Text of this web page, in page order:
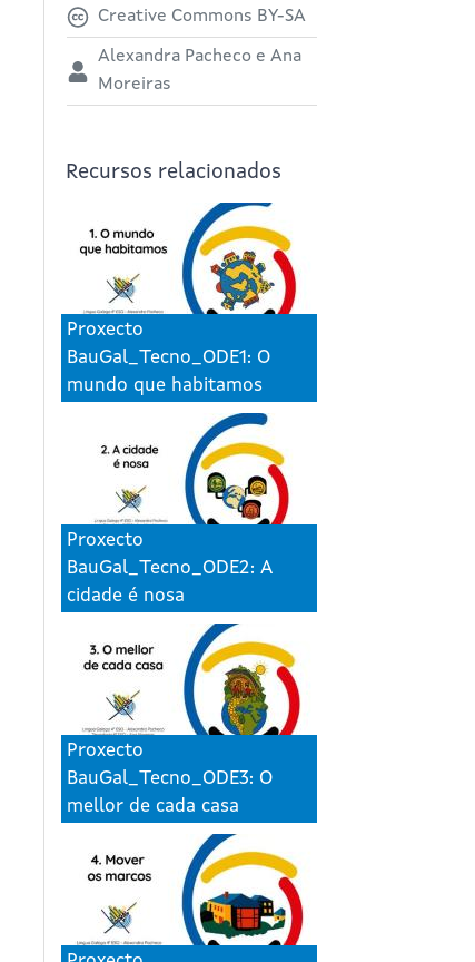
Creative Commons BY-SA
Alexandra Pacheco e Ana
Moreiras
Recursos relacionados
Proxecto
BauGal_Tecno_ODE1: O
mundo que habitamos
Proxecto
BauGal_Tecno_ODE2: A
cidade é nosa
Proxecto
BauGal_Tecno_ODE3: O
mellor de cada casa